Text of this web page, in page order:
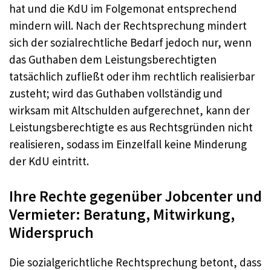
hat und die KdU im Folgemonat entsprechend
mindern will. Nach der Rechtsprechung mindert
sich der sozialrechtliche Bedarf jedoch nur, wenn
das Guthaben dem Leistungsberechtigten
tatsächlich zufließt oder ihm rechtlich realisierbar
zusteht; wird das Guthaben vollständig und
wirksam mit Altschulden aufgerechnet, kann der
Leistungsberechtigte es aus Rechtsgründen nicht
realisieren, sodass im Einzelfall keine Minderung
der KdU eintritt.
Ihre Rechte gegenüber Jobcenter und
Vermieter: Beratung, Mitwirkung,
Widerspruch
Die sozialgerichtliche Rechtsprechung betont, dass